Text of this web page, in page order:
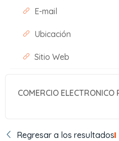
E-mail
Ubicación
Sitio Web
COMERCIO ELECTRONICO
Regresar a los resultados